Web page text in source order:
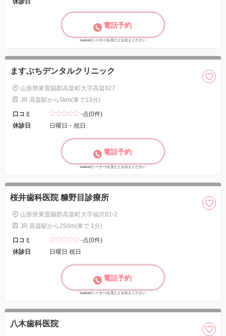
休診日
電話予約
seeker(シーカー)を見たとお伝えください
ますぶちデンタルクリニック
山形県東置賜郡高畠町大字高畠827
JR 高畠駅から5km(車で13分)
口コミ
-点(0件)
休診日
日曜日・祝日
電話予約
seeker(シーカー)を見たとお伝えください
桜井歯科医院 糠野目診療所
山形県東置賜郡高畠町大字福沢81-2
JR 高畠駅から250m(車で 1分)
口コミ
-点(0件)
休診日
日曜日 祝日
電話予約
seeker(シーカー)を見たとお伝えください
八木歯科医院